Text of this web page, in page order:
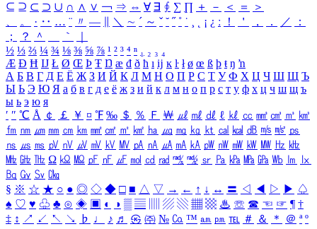
⊆ ⊇ ⊂ ⊃ ∪ ∩ ∧ ∨ ￢ ⇒ ⇔ ∀ ∃ ∮ ∑ ∏ ＋ － ＜ ＝
＞
、
。 · ‥ … ¨ 〃 ― ＼ ∼ ´ ～ ˇ ˘ ˝ ˚ ˙ ¸ ¡ ¿ ː ！ ＇ ， ． ／
：
；
？ ＾ ｀
½ ⅓ ⅔ ¼ ¾ ⅛ ⅜ ⅝ ⅞ ¹ ² ³ ⁴ ⁿ ₁ ₂ ₃ ₄
Æ Ð Ħ Ĳ Ł Ø Œ Þ Ŧ Ŋ æ đ ð ħ ı ĳ ĸ ŀ ł ø œ ß þ ŧ ŋ ŉ
А Б В Г Д Е Ё Ж З И Й К Л М Н О П Р С Т У Ф Х Ц Ч Ш Щ Ъ
Ы Ь Э Ю Я а б в г д е ё ж з и й к л м н о п р с т у ф х ц ч ш щ ъ
ы ь э ю я
′ ″ ℃ Å ￠ ￡ ￥ ¤ ℉ ‰ ＄ ％ Ｆ ￦ ㎕ ㎖ ㎗ ℓ ㎘ ㏄ ㎣ ㎤ ㎥ ㎦
㎙ ㎚ ㎛ ㎜ ㎝ ㎞ ㎟ ㎠ ㎡ ㎢ ㏊ ㎍ ㎎ ㎏ ㏏ ㎈ ㎉ ㏈ ㎧ ㎨ ㎰
㎱ ㎲ ㎳ ㎴ ㎵ ㎶ ㎷ ㎸ ㎹ ㎀ ㎁ ㎂ ㎃ ㎄ ㎺ ㎻ ㎽ ㎾ ㎿ ㎐ ㎑
㎒ ㎓ ㎔ Ω ㏀ ㏁ ㎊ ㎋ ㎌ ㏖ ㏅ ㎭ ㎮ ㎯ ㏛ ㎩ ㎪ ㎫ ㎬ ㏝ ㏐
㏓
㏃ ㏉ ㏜ ㏆
§ ※ ☆ ★ ○ ● ◎ ◇ ◆ □ ■ △ ▽ → ← ↑ ↓ ↔ 〓 ◁ ◀ ▷ ▶ ♤
♠ ♡ ♥ ♧ ♣ ⊙ ◈ ▣ ◐ ◑ ▒ ▤ ▨ ▧ ▦ ▩ ♨ ☏ ☎ ☜ ☞ ¶ †
‡ ↕ ↗ ↙ ↖ ↘ ♭ ♩ ♪ ♬ ㉿ ㈜ № ㏇ ™ ㏂ ㏘ ℡ ＃ ＆ ＊ ＠ ª º